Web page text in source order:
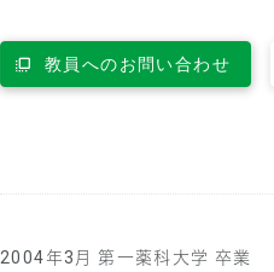
教員へのお問い合わせ
2004年3月 第一薬科大学 卒業